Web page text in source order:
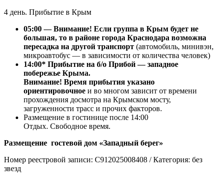
4 день. Прибытие в Крым
05:00 — Внимание! Если группа в Крым будет не
большая, то в районе города Краснодара возможна
пересадка на другой транспорт (автомобиль, минивэн,
микроавтобус — в зависимости от количества человек)
14:00* Прибытие на б/о Прибой — западное
побережье Крыма.
Внимание! Время прибытия указано
ориентировочное и во многом зависит от времени
прохождения досмотра на Крымском мосту,
загруженности трасс и прочих факторов.
Размещение в гостинице после 14:00
Отдых. Свободное время.
Размещение гостевой дом «Западный берег»
Номер реестровой записи: С912025008408 / Категория: без
звезд